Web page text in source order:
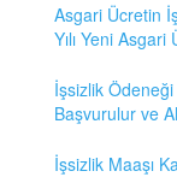
Asgari Ücretin
Yılı Yeni
İşsizlik
Başvurulur ve
İşsizlik Maaşı